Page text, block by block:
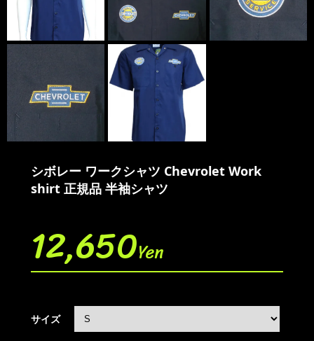
シボレー ワークシャツ Chevrolet Work
shirt 正規品 半袖シャツ
12,650Yen
サイズ